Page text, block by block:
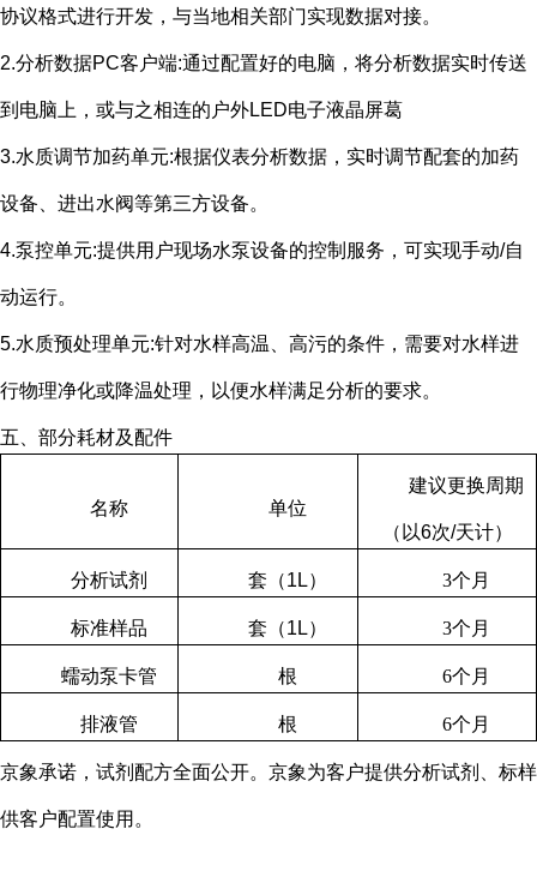
协议格式进行开发，与当地相关部门实现数据对接。
2.分析数据PC客户端:通过配置好的电脑，将分析数据实时传送
到电脑上，或与之相连的户外LED电子液晶屏葛
3.水质调节加药单元:根据仪表分析数据，实时调节配套的加药
设备、进出水阀等第三方设备。
4.泵控单元:提供用户现场水泵设备的控制服务，可实现手动/自
动运行。
5.水质预处理单元:针对水样高温、高污的条件，需要对水样进
行物理净化或降温处理，以便水样满足分析的要求。
五、部分耗材及配件
名称 单位
建议更换周期
（以6次/天计）
分析试剂 套（1L） 3个月
标准样品 套（1L） 3个月
蠕动泵卡管 根 6个月
排液管 根 6个月
京象承诺，试剂配方全面公开。京象为客户提供分析试剂、标样
供客户配置使用。